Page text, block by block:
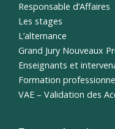
Responsable d’Affaires
Les stages
L’alternance
Grand Jury Nouveaux
Enseignants et
Formation
VAE – Validation des